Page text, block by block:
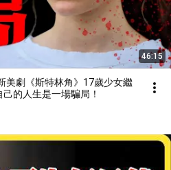
46:15
美劇《斯特林角》17歲少女繼
的人生是一場騙局！